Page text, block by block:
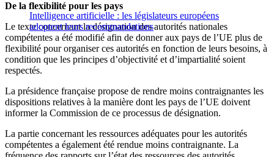
Intelligence artificielle : les législateurs européens
adoptent leurs recommandations
De la flexibilité pour les pays
Le texte concernant la désignation des autorités nationales
compétentes a été modifié afin de donner aux pays de l’UE plus de
flexibilité pour organiser ces autorités en fonction de leurs besoins, à
condition que les principes d’objectivité et d’impartialité soient
respectés.
La présidence française propose de rendre moins contraignantes les
dispositions relatives à la manière dont les pays de l’UE doivent
informer la Commission de ce processus de désignation.
La partie concernant les ressources adéquates pour les autorités
compétentes a également été rendue moins contraignante. La